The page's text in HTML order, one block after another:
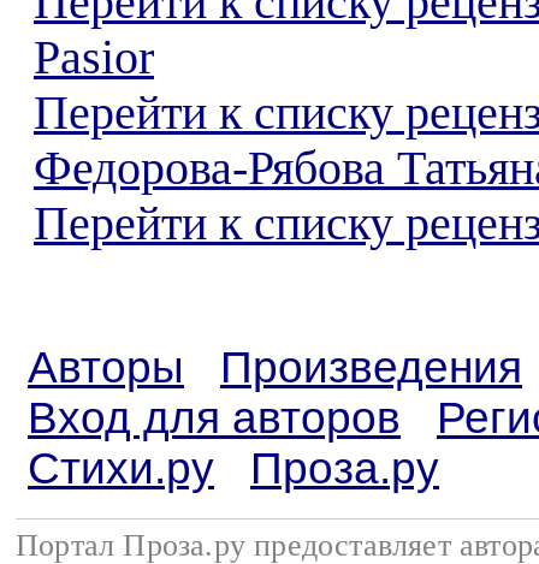
Pasior
Перейти к списку
Федорова-Рябова
Перейти к списку
Авторы
Произведения
Вход для авторов
Стихи.ру
Проза.ру
Портал Проза.ру предоставляет